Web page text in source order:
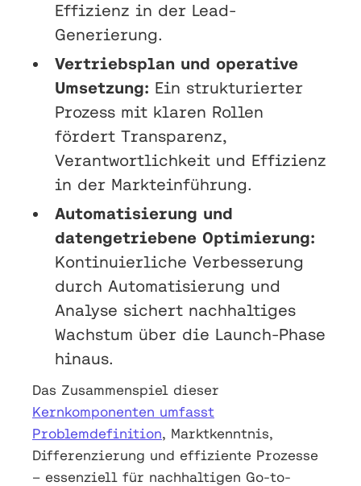
Effizienz in der Lead-
Generierung.
Vertriebsplan und operative
Umsetzung: Ein strukturierter
Prozess mit klaren Rollen
fördert Transparenz,
Verantwortlichkeit und Effizienz
in der Markteinführung.
Automatisierung und
datengetriebene Optimierung:
Kontinuierliche Verbesserung
durch Automatisierung und
Analyse sichert nachhaltiges
Wachstum über die Launch-Phase
hinaus.
Das Zusammenspiel dieser
Kernkomponenten umfasst
Problemdefinition, Marktkenntnis,
Differenzierung und effiziente Prozesse
– essenziell für nachhaltigen Go-to-